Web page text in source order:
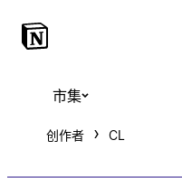
市集
创作者 CL